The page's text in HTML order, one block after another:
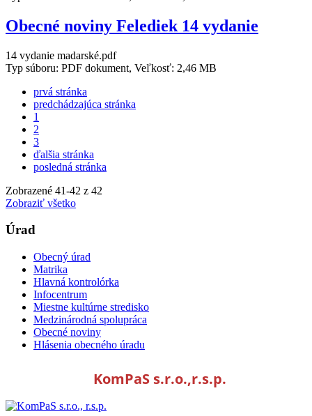
Obecné noviny Felediek 14 vydanie
14 vydanie madarské.pdf
Typ súboru: PDF dokument, Veľkosť: 2,46 MB
prvá stránka
predchádzajúca stránka
1
2
3
ďalšia stránka
posledná stránka
Zobrazené 41-42 z 42
Zobraziť všetko
Úrad
Obecný úrad
Matrika
Hlavná kontrolórka
Infocentrum
Miestne kultúrne stredisko
Medzinárodná spolupráca
Obecné noviny
Hlásenia obecného úradu
KomPaS s.r.o.,r.s.p.